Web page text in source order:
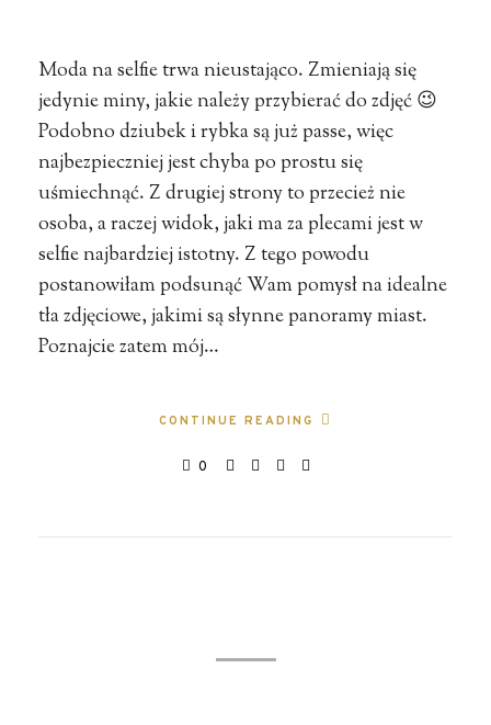
Moda na selfie trwa nieustająco. Zmieniają się
jedynie miny, jakie należy przybierać do zdjęć 😉
Podobno dziubek i rybka są już passe, więc
najbezpieczniej jest chyba po prostu się
uśmiechnąć. Z drugiej strony to przecież nie
osoba, a raczej widok, jaki ma za plecami jest w
selfie najbardziej istotny. Z tego powodu
postanowiłam podsunąć Wam pomysł na idealne
tła zdjęciowe, jakimi są słynne panoramy miast.
Poznajcie zatem mój…
CONTINUE READING
0